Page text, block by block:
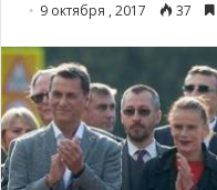
9 октября , 2017 37